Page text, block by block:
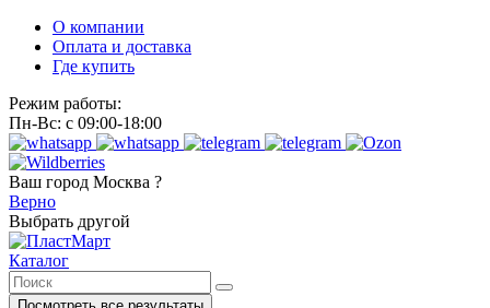
О компании
Оплата и доставка
Где купить
Режим работы:
Пн-Вс: с 09:00-18:00
Ваш город Москва ?
Верно
Выбрать другой
Каталог